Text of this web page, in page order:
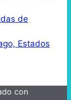
de
Estados
con